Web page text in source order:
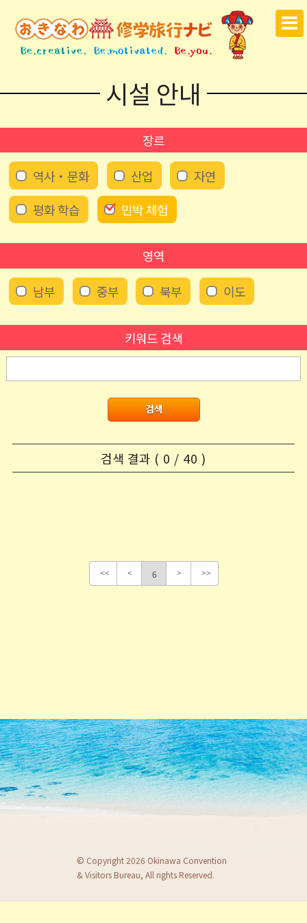
시설 안내
장르
역사・문화
산업
자연
평화 학습
민박 체험
영역
남부
중부 북부 이도
키워드 검색
검색 결과 ( 0 / 40 )
6
© Copyright 2026 Okinawa Convention
& Visitors Bureau, All rights Reserved.